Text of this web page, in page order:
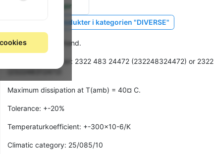
på lager
Vis lignende produkter i kategorien "DIVERSE"
Vertical type. Stehend.
Philips varenummer: 2322 483 24472 (232248324472) or
(232248312472)
Maximum dissipation at T(amb) = 40¤ C.
Tolerance: +-20%
Temperaturkoefficient: +-300x10-6/K
Climatic category: 25/085/10